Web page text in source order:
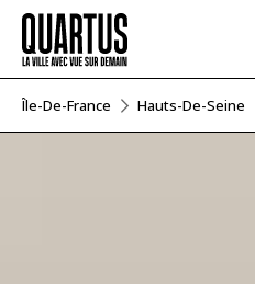
Île-De-France Hauts-De-Seine